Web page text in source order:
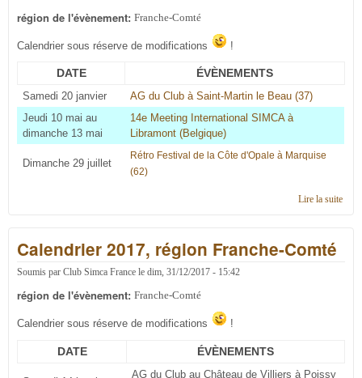
région de l'évènement: Franche-Comté
Calendrier sous réserve de modifications !
DATE ÉVÈNEMENTS
Samedi 20 janvier
AG du Club à Saint-Martin le Beau (37)
Jeudi 10 mai au
dimanche 13 mai
14e Meeting International SIMCA à
Libramont (Belgique)
Dimanche 29 juillet
Rétro Festival de la Côte d'Opale à Marquise
(62)
Lire la suitede
Calendrier 2017, région Franche-Comté
Soumis par Club Simca France le dim, 31/12/2017 - 15:42
région de l'évènement: Franche-Comté
Calendrier sous réserve de modifications !
DATE ÉVÈNEMENTS
AG du Club au Château de Villiers à Poissy